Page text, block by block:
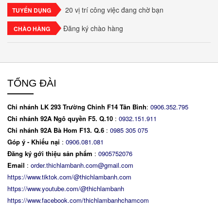
TUYỂN DỤNG 20 vị trí công việc đang chờ bạn
CHÀO HÀNG Đăng ký chào hàng
TỔNG ĐÀI
Chi nhánh LK 293 Trường Chinh F14 Tân Bình: 0906.352.795
Chi nhánh 92A Ngô quyền F5. Q.10 : 0932.151.911
Chi nhánh 92A Bà Hom F13. Q.6 : 0985 305 075
Góp ý - Khiếu nại : 0906.081.081
Đăng ký gới thiệu sản phẩm : 0905752076
Email : order.thichlambanh.com@gmail.com
https://www.tiktok.com/@thichlambanh.com
https://www.youtube.com/@thichlambanh
https://www.facebook.com/thichlambanhchamcom